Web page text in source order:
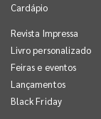
Cardápio
Revista Impressa
Livro personalizado
Feiras e eventos
Lançamentos
Black Friday